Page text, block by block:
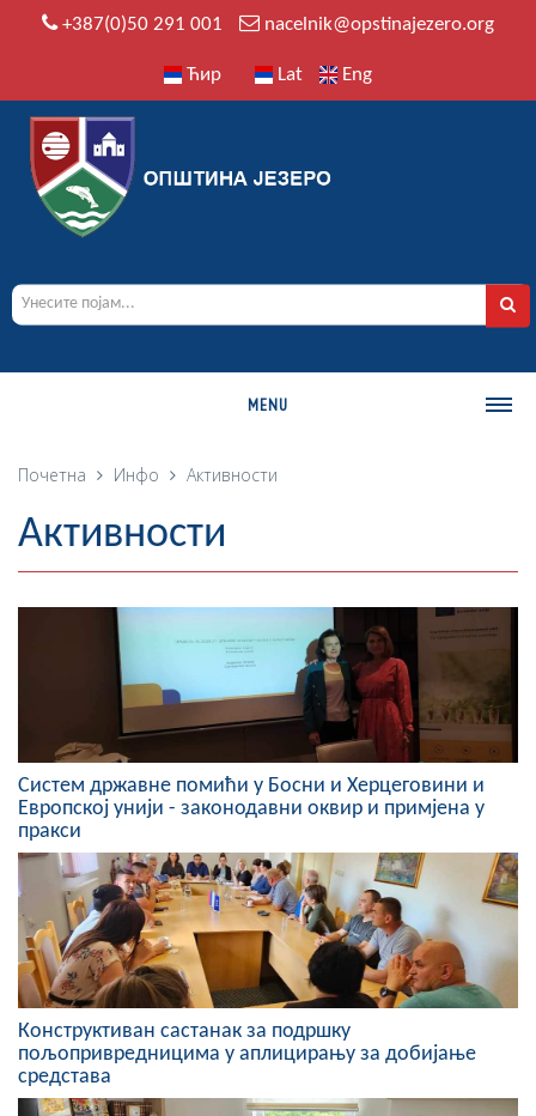
+387(0)50 291 001 nacelnik@opstinajezero.org
Ћир Lat Eng
MENU
О ОПШТИНИ
Историја
Географија
Насељена мјеста
Занимљивости
Фотогалерија
НАЧЕЛНИК
О Начелнику
Замјеник начелника
Извјештај о раду начелника
СКУПШТИНА
Статут Општине
Скупштинско вијеће општине језеро
Почетна Инфо Активности
Активности
Систем државне помићи у Босни и Херцеговини и
Европској унији - законодавни оквир и примјена у
пракси
Конструктиван састанак за подршку
пољопривредницима у аплицирању за добијање
средстава